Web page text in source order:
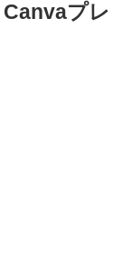
プレ